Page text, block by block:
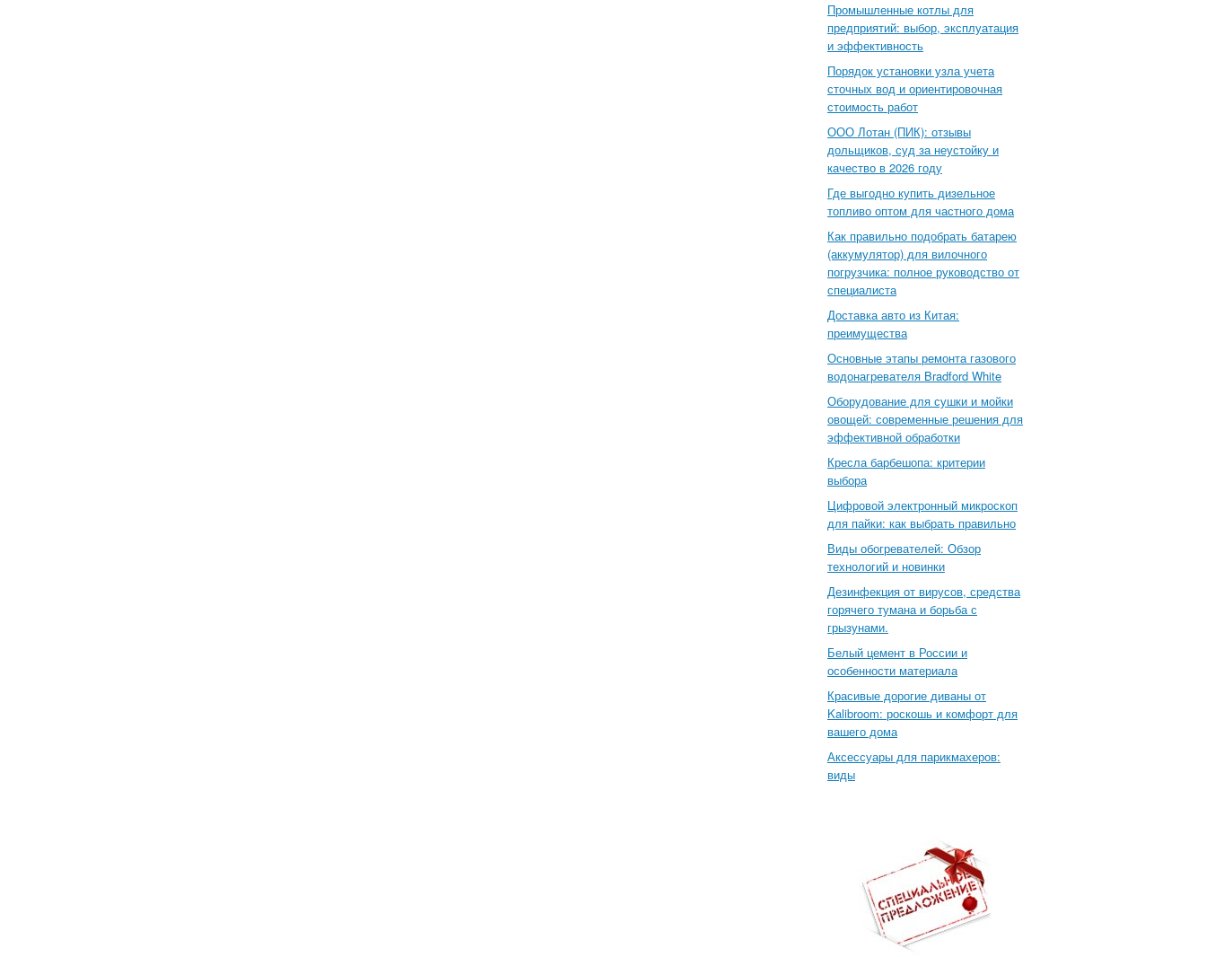
Промышленные котлы для
предприятий: выбор, эксплуатация
и эффективность
Порядок установки узла учета
сточных вод и ориентировочная
стоимость работ
ООО Лотан (ПИК): отзывы
дольщиков, суд за неустойку и
качество в 2026 году
Где выгодно купить дизельное
топливо оптом для частного дома
Как правильно подобрать батарею
(аккумулятор) для вилочного
погрузчика: полное руководство от
специалиста
Доставка авто из Китая:
преимущества
Основные этапы ремонта газового
водонагревателя Bradford White
Оборудование для сушки и мойки
овощей: современные решения для
эффективной обработки
Кресла барбешопа: критерии
выбора
Цифровой электронный микроскоп
для пайки: как выбрать правильно
Виды обогревателей: Обзор
технологий и новинки
Дезинфекция от вирусов, средства
горячего тумана и борьба с
грызунами.
Белый цемент в России и
особенности материала
Красивые дорогие диваны от
Kalibroom: роскошь и комфорт для
вашего дома
Аксессуары для парикмахеров:
виды